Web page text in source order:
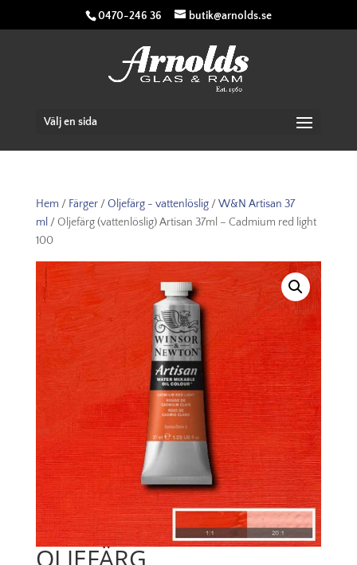
0470-246 36 butik@arnolds.se
Välj en sida
Hem / Färger/Oljefärg - vattenlöslig/W&N Artisan 37
ml / Oljefärg (vattenlöslig) Artisan 37ml – Cadmium red light
100